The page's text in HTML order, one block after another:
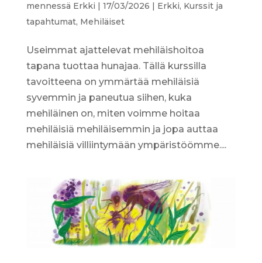
mennessä Erkki 17/03/2026 Erkki, Kurssit ja
tapahtumat, Mehiläiset
Useimmat ajattelevat mehiläishoitoa
tapana tuottaa hunajaa. Tällä kurssilla
tavoitteena on ymmärtää mehiläisiä
syvemmin ja paneutua siihen, kuka
mehiläinen on, miten voimme hoitaa
mehiläisiä mehiläisemmin ja jopa auttaa
mehiläisiä villiintymään ympäristöömme....